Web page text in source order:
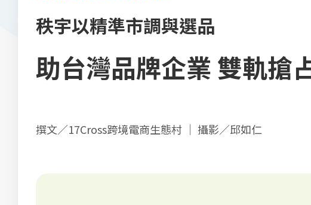
秩宇以精準市調與選品
助台灣品牌企業 雙軌搶
撰文／17Cross跨境電商生態村 ｜ 攝影／邱如仁